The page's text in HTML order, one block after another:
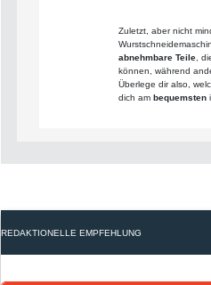
Zuletzt, aber nicht
abnehmbare Teile,
können, während
Überlege dir also,
dich am bequemsten
REDAKTIONELLE EMPFEHLUNG